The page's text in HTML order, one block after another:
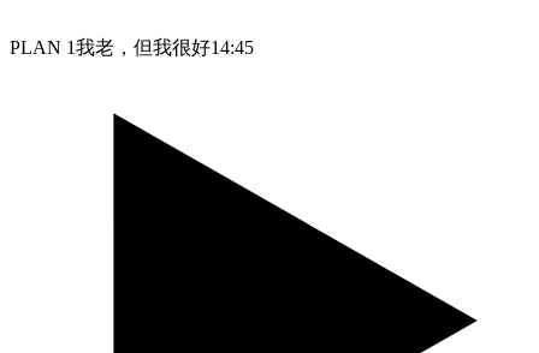
PLAN 1我老，但我很好14:45